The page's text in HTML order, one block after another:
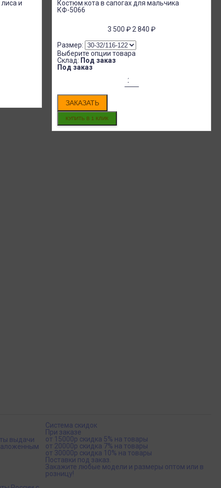
и
Костюм кота в сапогах для мальчика
КФ-5066
3 500₽2 840₽
Размер:
Выберите опции товара
Склад: Под заказ
Под заказ
ЗАКАЗАТЬ
выдачи
Система скидок
При заказе
от 15000р скидка 5% на товары
от 20000р скидка 7% на товары
от 30000р скидка 10% на товары
Поставки под заказ.
Закажите любые модели и размеры оптом или в
розницу!